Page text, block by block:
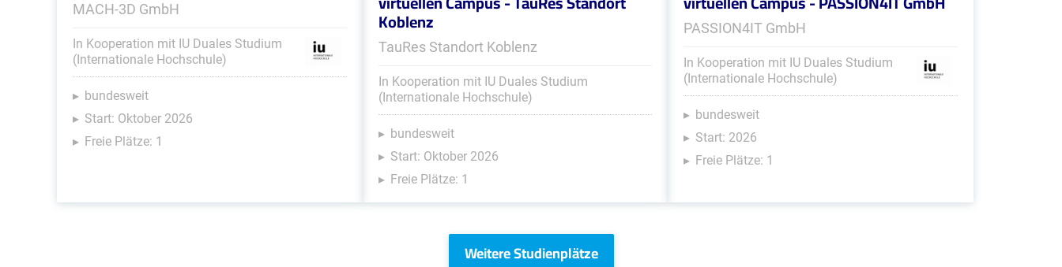
MACH-3D GmbH
In Kooperation mit IU Duales Studium
(Internationale Hochschule)
bundesweit
Start: Oktober 2026
Freie Plätze: 1
Koblenz
TauRes Standort Koblenz
In Kooperation mit IU Duales Studium
(Internationale Hochschule)
bundesweit
Start: Oktober 2026
Freie Plätze: 1
PASSION4IT GmbH
In Kooperation mit IU Duales Studium
(Internationale Hochschule)
bundesweit
Start: 2026
Freie Plätze: 1
Weitere Studienplätze